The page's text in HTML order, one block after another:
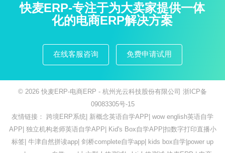
快麦ERP-专注于为大卖家提供一体
化的电商ERP解决方案
在线客服咨询 免费申请试用
© 2026 快麦ERP-电商ERP - 杭州光云科技股份有限公司 浙ICP备
09083305号-15
友情链接： 跨境ERP系统 新概念英语自学APP wow english英语自学
APP 独立机构老师英语自学APP Kid's Box自学APP 扣数字打印直播小
标签 牛津自然拼读app 剑桥complete自学app kids box自学 power up